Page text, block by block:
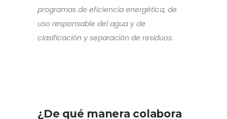
programas de eficiencia energética, de
uso responsable del agua y de
clasificación y separación de residuos.
¿De qué manera colabora